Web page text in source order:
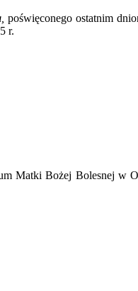
,poświęconego ostatnim
r.
Matki Bożej Bolesnej w